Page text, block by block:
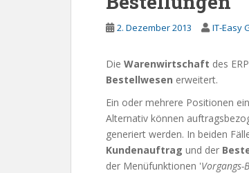
2. Dezember 2013 IT-Easy
Die Warenwirtschaft des
Bestellwesen erweitert.
Ein oder mehrere Positionen
Alternativ können
generiert werden. In beiden
Kundenauftrag und der
der Menüfunktionen 'Vorgangs-